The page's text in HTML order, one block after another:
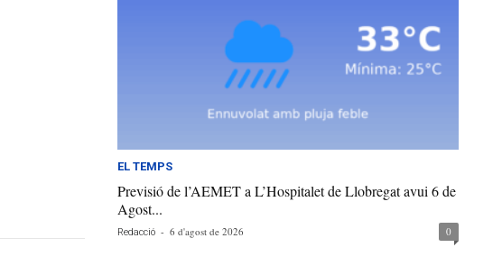
EL TEMPS
Previsió de l’AEMET a L’Hospitalet de Llobregat avui 6 de
Agost...
Redacció - 6 d'agost de 2026 0